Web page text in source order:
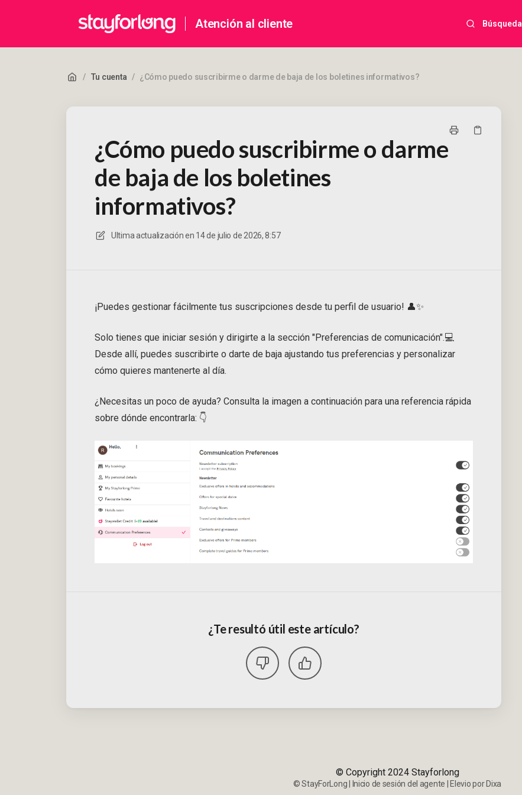
Atención al cliente Búsqueda
/ Tu cuenta / ¿Cómo puedo suscribirme o darme de baja de los boletines informativos?
¿Cómo puedo suscribirme o darme
de baja de los boletines
informativos?
Ultima actualización en 14 de julio de 2026, 8:57
¡Puedes gestionar fácilmente tus suscripciones desde tu perfil de usuario! 👤✨
Solo tienes que iniciar sesión y dirigirte a la sección "Preferencias de comunicación".💻
Desde allí, puedes suscribirte o darte de baja ajustando tus preferencias y personalizar
cómo quieres mantenerte al día.
¿Necesitas un poco de ayuda? Consulta la imagen a continuación para una referencia rápida
sobre dónde encontrarla: 👇
¿Te resultó útil este artículo?
© Copyright 2024 Stayforlong
©StayForLong Inicio de sesión del agente Elevio por Dixa